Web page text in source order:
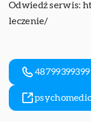
Odwiedź serwis:
leczenie/
48799399399